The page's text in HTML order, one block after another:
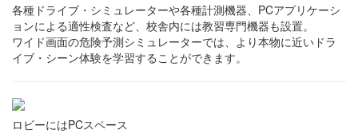
各種ドライブ・シミュレーターや各種計測機器、PCアプリケーシ
ョンによる適性検査など、校舎内には教習専門機器も設置。
ワイド画面の危険予測シミュレーターでは、より本物に近いドラ
イブ・シーン体験を学習することができます。
ロビーにはPCスペース